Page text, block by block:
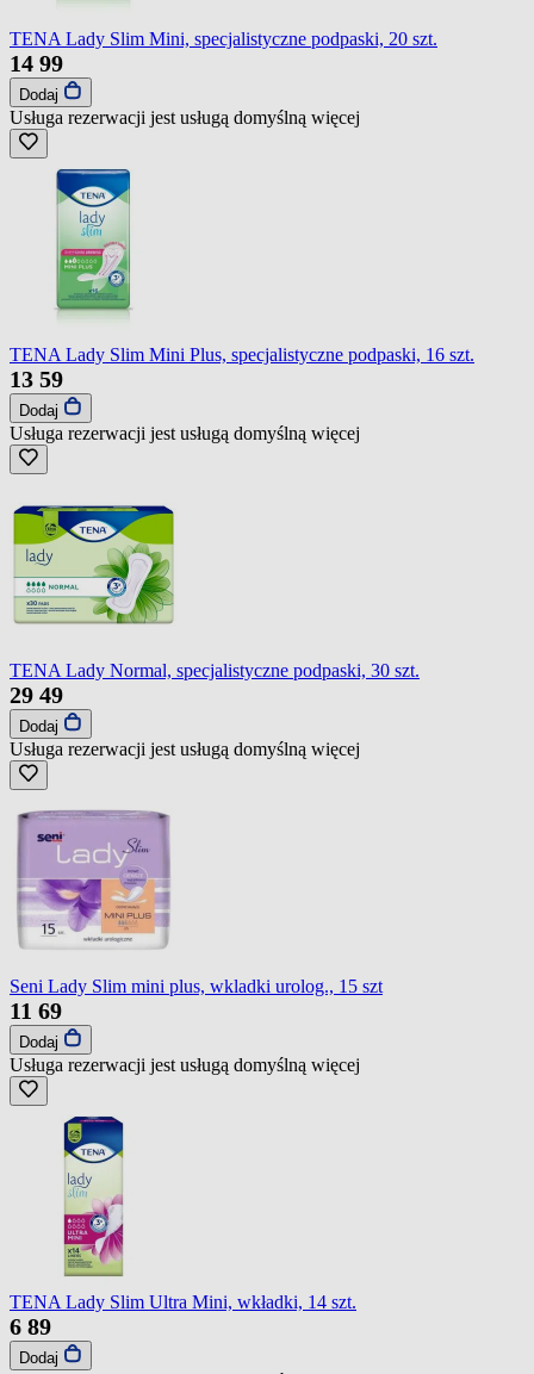
TENA Lady Slim Mini, specjalistyczne podpaski, 20 szt.
14 99
Dodaj
Usługa rezerwacji jest usługą domyślną więcej
TENA Lady Slim Mini Plus, specjalistyczne podpaski, 16 szt.
13 59
Dodaj
Usługa rezerwacji jest usługą domyślną więcej
TENA Lady Normal, specjalistyczne podpaski, 30 szt.
29 49
Dodaj
Usługa rezerwacji jest usługą domyślną więcej
Seni Lady Slim mini plus, wkladki urolog., 15 szt
11 69
Dodaj
Usługa rezerwacji jest usługą domyślną więcej
TENA Lady Slim Ultra Mini, wkładki, 14 szt.
6 89
Dodaj